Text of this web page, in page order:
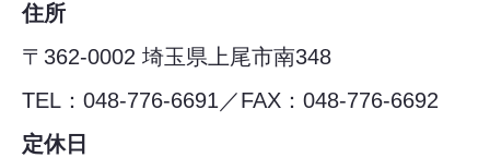
住所
〒362-0002 埼玉県上尾市南348
TEL：048-776-6691／FAX：048-776-6692
定休日